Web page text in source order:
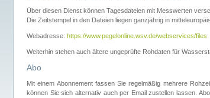
Über diesen Dienst können Tagesdateien mit Messwerten
Die Zeitstempel in den Dateien liegen ganzjährig in
Webadresse: https://www.pegelonline.wsv.de/webservices/files
Weiterhin stehen auch ältere ungeprüfte Rohdaten für
Abo
Mit einem Abonnement fassen Sie regelmäßig mehrere
können Sie sich alternativ auch per Email zustellen lassen.